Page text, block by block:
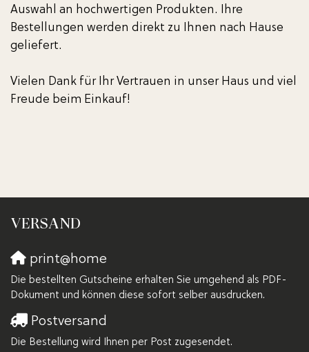
Auswahl an hochwertigen Produkten. Ihre
Bestellungen werden direkt zu Ihnen nach Hause
geliefert.
Vielen Dank für Ihr Vertrauen in unser Haus und viel
Freude beim Einkauf!
VERSAND
print@home
Die bestellten Gutscheine erhalten Sie umgehend als PDF-
Dokument und können diese sofort selber ausdrucken.
Postversand
Die Bestellung wird Ihnen per Post zugesendet.